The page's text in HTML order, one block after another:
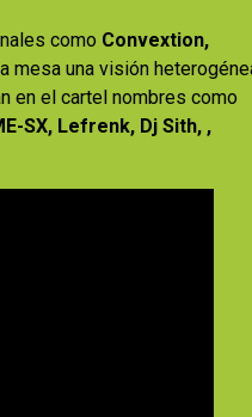
como Convextion,
mesa una visión
en el cartel nombres como
SX, Lefrenk, Dj Sith, ,